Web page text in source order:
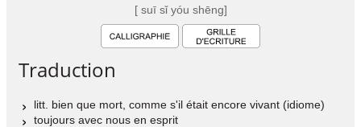
[ suī sǐ yóu shēng]
Traduction
litt. bien que mort, comme s'il était encore vivant (idiome)
toujours avec nous en esprit